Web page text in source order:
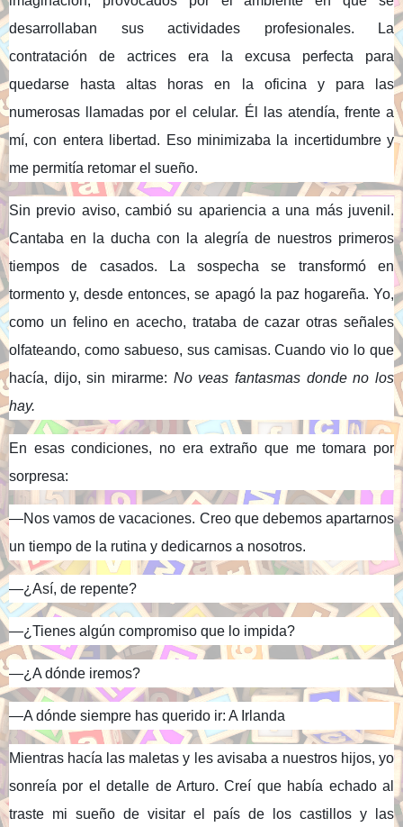
desarrollaban sus actividades profesionales. La
contratación de actrices era la excusa perfecta para
quedarse hasta altas horas en la oficina y para las
numerosas llamadas por el celular. Él las atendía, frente a
mí, con entera libertad. Eso minimizaba la incertidumbre y
me permitía retomar el sueño.
Sin previo aviso, cambió su apariencia a una más juvenil.
Cantaba en la ducha con la alegría de nuestros primeros
tiempos de casados. La sospecha se transformó en
tormento y, desde entonces, se apagó la paz hogareña. Yo,
como un felino en acecho, trataba de cazar otras señales
olfateando, como sabueso, sus camisas. Cuando vio lo que
hacía, dijo, sin mirarme: No veas fantasmas donde no los
hay.
En esas condiciones, no era extraño que me tomara por
sorpresa:
—Nos vamos de vacaciones. Creo que debemos apartarnos
un tiempo de la rutina y dedicarnos a nosotros.
—¿Así, de repente?
—¿Tienes algún compromiso que lo impida?
—¿A dónde iremos?
—A dónde siempre has querido ir: A Irlanda
Mientras hacía las maletas y les avisaba a nuestros hijos, yo
sonreía por el detalle de Arturo. Creí que había echado al
traste mi sueño de visitar el país de los castillos y las